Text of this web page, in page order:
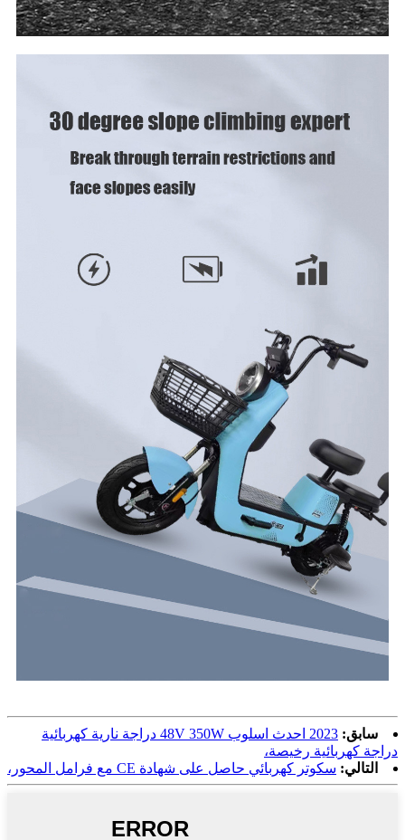
سابق:
2023 احدث اسلوب 48V 350W دراجة نارية كهربائية
دراجة كهربائية رخيصة،
التالي: سكوتر كهربائي حاصل على شهادة CE مع فرامل المحور،